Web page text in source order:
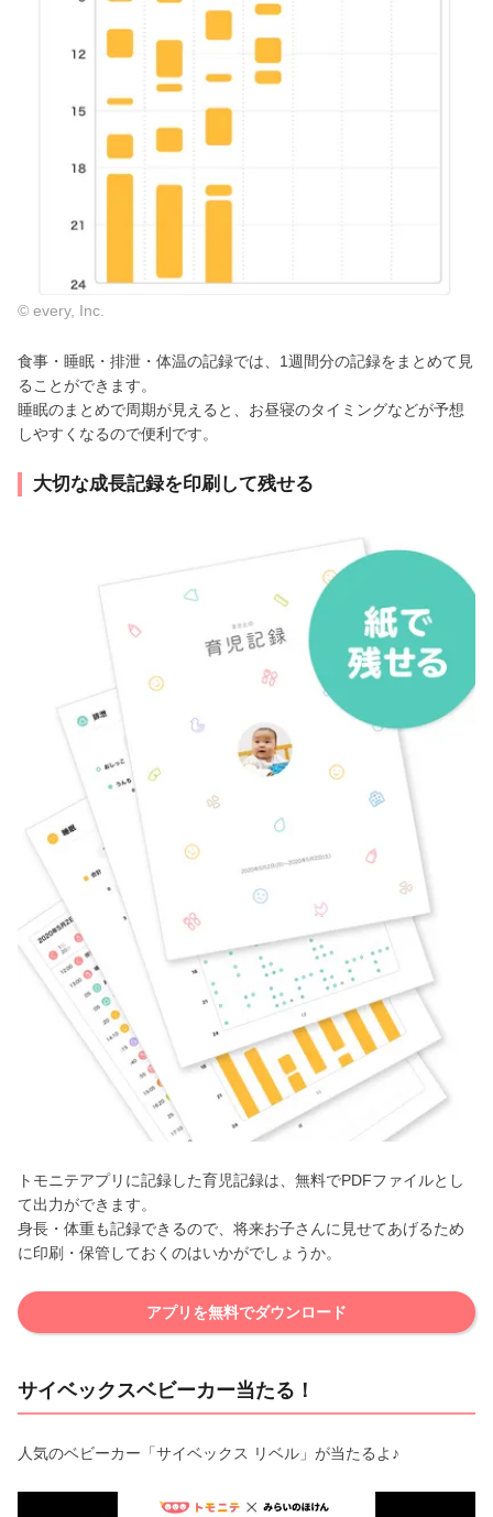
© every, Inc.
食事・睡眠・排泄・体温の記録では、1週間分の記録をまとめて見
ることができます。
睡眠のまとめで周期が見えると、お昼寝のタイミングなどが予想
しやすくなるので便利です。
大切な成長記録を印刷して残せる
トモニテアプリに記録した育児記録は、無料でPDFファイルとし
て出力ができます。
身長・体重も記録できるので、将来お子さんに見せてあげるため
に印刷・保管しておくのはいかがでしょうか。
アプリを無料でダウンロード
サイベックスベビーカー当たる！
人気のベビーカー「サイベックス リベル」が当たるよ♪